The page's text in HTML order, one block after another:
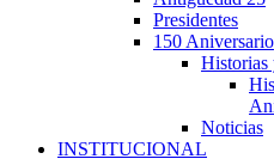
Presidentes
150 Aniversario
Historias
Noticias
INSTITUCIONAL